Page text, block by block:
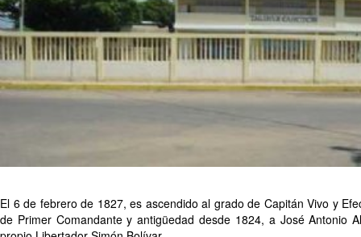
El 6 de febrero de 1827, es ascendido al grado de Capitán Vivo y
de Primer Comandante y antigüedad desde 1824, a José Antonio